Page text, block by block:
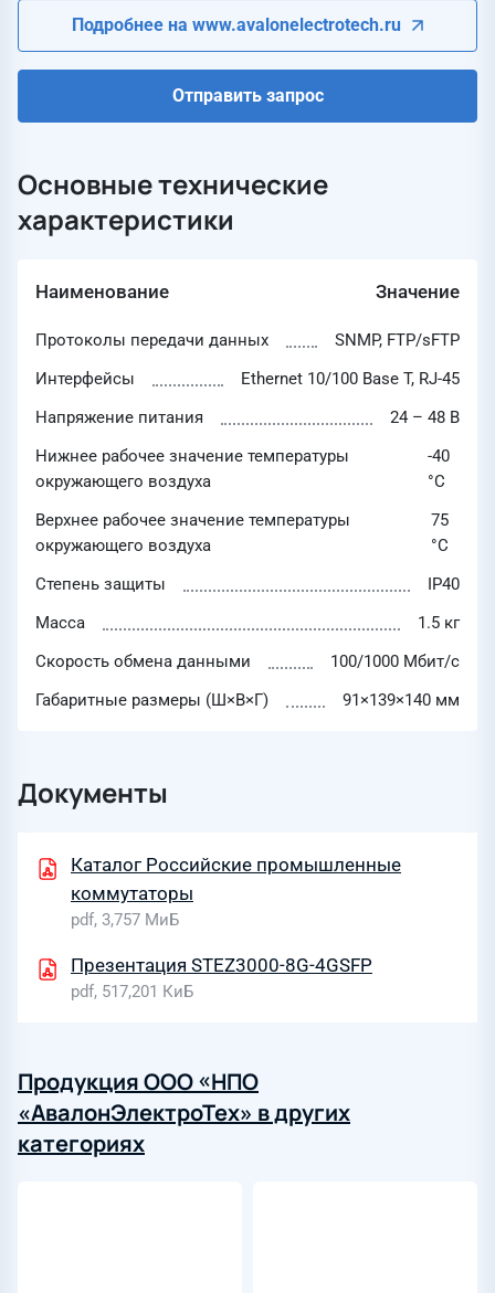
Подробнее на www.avalonelectrotech.ru
Отправить запрос
Основные технические
характеристики
Наименование Значение
Протоколы передачи данных
SNMP, FTP/sFTP
Интерфейсы
Ethernet 10/100 Base T, RJ-45
Напряжение питания
24 – 48 В
Нижнее рабочее значение температуры
окружающего воздуха
-40
°C
Верхнее рабочее значение температуры
окружающего воздуха
75
°C
Степень защиты
IP40
Масса
1.5 кг
Скорость обмена данными
100/1000 Мбит/с
Габаритные размеры (Ш×В×Г)
91×139×140 мм
Документы
Каталог Российские промышленные
коммутаторы
pdf, 3,757 МиБ
Презентация STEZ3000-8G-4GSFP
pdf, 517,201 КиБ
Продукция ООО «НПО
«АвалонЭлектроТех» в других
категориях